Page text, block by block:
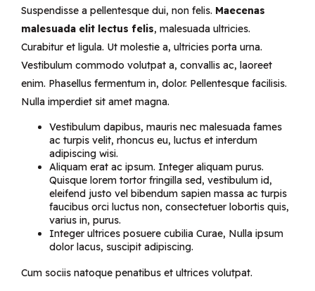
Suspendisse a pellentesque dui, non felis. Maecenas
malesuada elit lectus felis, malesuada ultricies.
Curabitur et ligula. Ut molestie a, ultricies porta urna.
Vestibulum commodo volutpat a, convallis ac, laoreet
enim. Phasellus fermentum in, dolor. Pellentesque facilisis.
Nulla imperdiet sit amet magna.
Vestibulum dapibus, mauris nec malesuada fames
ac turpis velit, rhoncus eu, luctus et interdum
adipiscing wisi.
Aliquam erat ac ipsum. Integer aliquam purus.
Quisque lorem tortor fringilla sed, vestibulum id,
eleifend justo vel bibendum sapien massa ac turpis
faucibus orci luctus non, consectetuer lobortis quis,
varius in, purus.
Integer ultrices posuere cubilia Curae, Nulla ipsum
dolor lacus, suscipit adipiscing.
Cum sociis natoque penatibus et ultrices volutpat.